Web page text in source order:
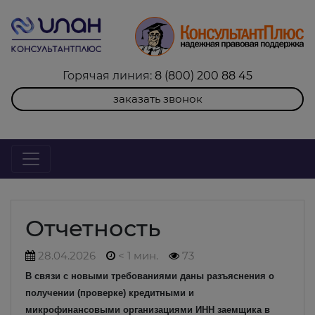
Горячая линия: 8 (800) 200 88 45
заказать звонок
Отчетность
28.04.2026 < 1 мин. 73
В связи с новыми требованиями даны разъяснения о
получении (проверке) кредитными и
микрофинансовыми организациями ИНН заемщика в